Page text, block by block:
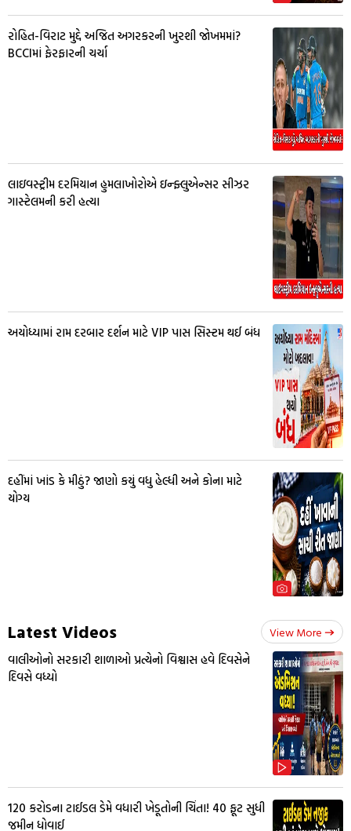
રોહિત-વિરાટ મુદ્દે અજિત અગરકરની ખુરશી જોખમમાં?
BCCIમાં ફેરફારની ચર્ચા
લાઇવસ્ટ્રીમ દરમિયાન હુમલાખોરોએ ઇન્ફ્લુએન્સર સીઝર
ગાસ્ટેલમની કરી હત્યા
અયોધ્યામાં રામ દરબાર દર્શન માટે VIP પાસ સિસ્ટમ થઈ બંધ
દહીંમાં ખાંડ કે મીઠું? જાણો કયું વધુ હેલ્ધી અને કોના માટે
યોગ્ય
Latest Videos View More
વાલીઓનો સરકારી શાળાઓ પ્રત્યેનો વિશ્વાસ હવે દિવસેને
દિવસે વધ્યો
₹120 કરોડના ટાઈડલ ડેમે વધારી ખેડૂતોની ચિંતા! 40 ફૂટ સુધી
જમીન ધોવાઈ